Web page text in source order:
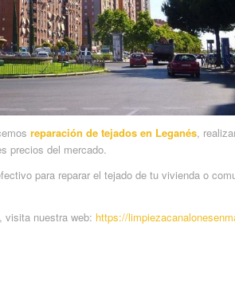
reparación de tejados en Leganés,
precios del mercado.
para reparar el tejado de tu vivienda o
visita nuestra web: https://